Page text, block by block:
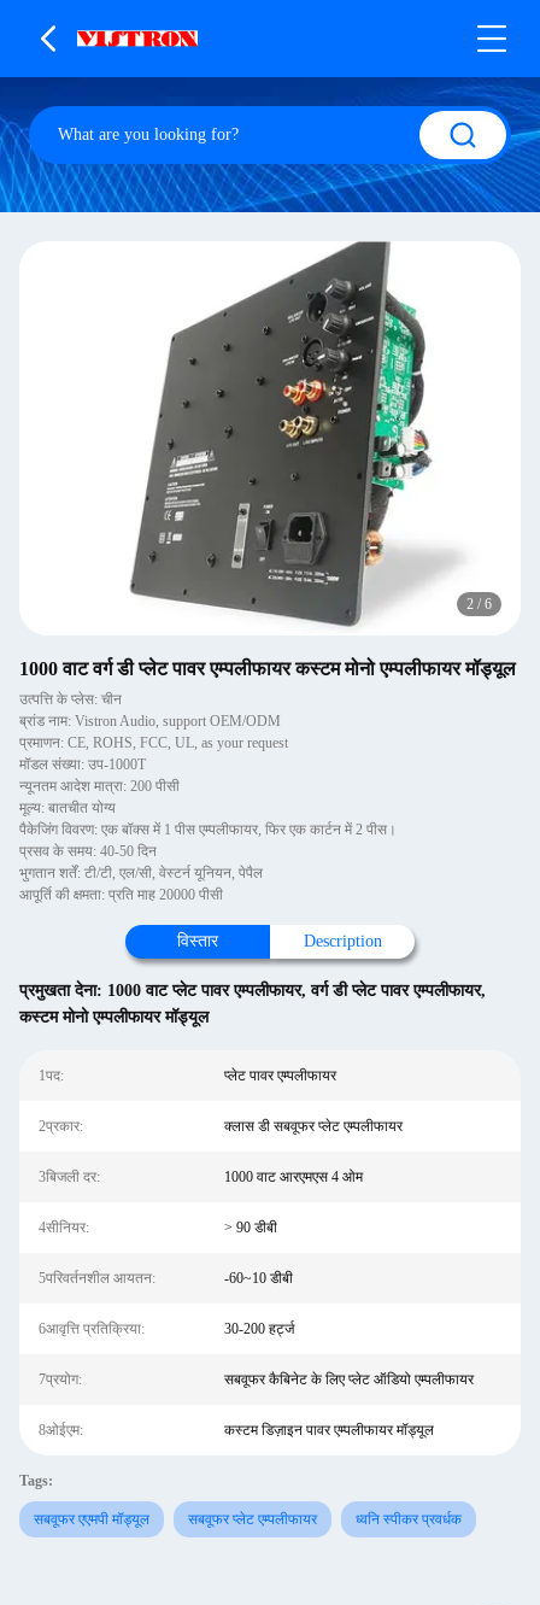
2 / 6
1000 वाट वर्ग डी प्लेट पावर एम्पलीफायर कस्टम मोनो एम्पलीफायर मॉड्यूल
उत्पत्ति के प्लेस: चीन
ब्रांड नाम: Vistron Audio, support OEM/ODM
प्रमाणन: CE, ROHS, FCC, UL, as your request
मॉडल संख्या: उप-1000T
न्यूनतम आदेश मात्रा: 200 पीसी
मूल्य: बातचीत योग्य
पैकेजिंग विवरण: एक बॉक्स में 1 पीस एम्पलीफायर, फिर एक कार्टन में 2 पीस।
प्रसव के समय: 40-50 दिन
भुगतान शर्तें: टी/टी, एल/सी, वेस्टर्न यूनियन, पेपैल
आपूर्ति की क्षमता: प्रति माह 20000 पीसी
विस्तार Description
प्रमुखता देना: 1000 वाट प्लेट पावर एम्पलीफायर,वर्ग डी प्लेट पावर एम्पलीफायर,
कस्टम मोनो एम्पलीफायर मॉड्यूल
1पद: प्लेट पावर एम्पलीफायर
2प्रकार: क्लास डी सबवूफर प्लेट एम्पलीफायर
3बिजली दर: 1000 वाट आरएमएस 4 ओम
4सीनियर: > 90 डीबी
5परिवर्तनशील आयतन: -60~10 डीबी
6आवृत्ति प्रतिक्रिया: 30-200 हर्ट्ज
7प्रयोग: सबवूफर कैबिनेट के लिए प्लेट ऑडियो एम्पलीफायर
8ओईएम: कस्टम डिज़ाइन पावर एम्पलीफायर मॉड्यूल
Tags:
सबवूफर एएमपी मॉड्यूल सबवूफर प्लेट एम्पलीफायर ध्वनि स्पीकर प्रवर्धक